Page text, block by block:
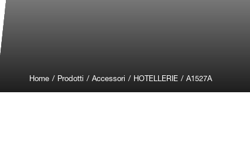
Home / Prodotti / Accessori / HOTELLERIE / A1527A